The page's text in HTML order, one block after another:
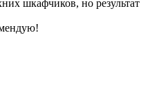
шкафчиков, но результат